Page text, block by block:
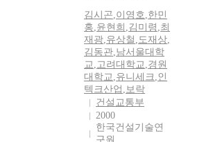
김시곤,이영호,한민
홍,윤현희 ,김미령 ,최
재광,유상철 ,도재상,
김동관,남서울대학
교,고려대학교,경원
대학교,유니세크,인
텍크산업 ,보락
건설교통부
2000
한국건설기술연
구원